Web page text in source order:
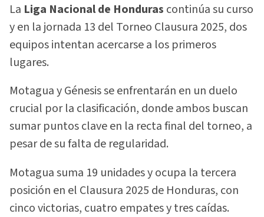
La Liga Nacional de Honduras continúa su curso
y en la jornada 13 del Torneo Clausura 2025, dos
equipos intentan acercarse a los primeros
lugares.
Motagua y Génesis se enfrentarán en un duelo
crucial por la clasificación, donde ambos buscan
sumar puntos clave en la recta final del torneo, a
pesar de su falta de regularidad.
Motagua suma 19 unidades y ocupa la tercera
posición en el Clausura 2025 de Honduras, con
cinco victorias, cuatro empates y tres caídas.